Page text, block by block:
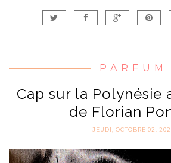
PARFUM
Cap sur la Polynésie
de Florian
JEUDI, OCTOBRE 02,